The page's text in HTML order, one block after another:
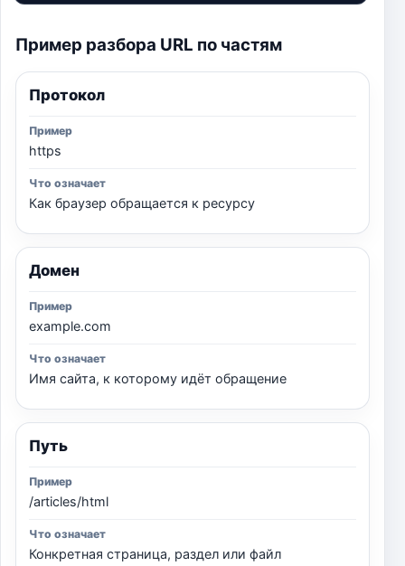
Пример разбора URL по частям
Протокол
https
Как браузер обращается к ресурсу
Домен
example.com
Имя сайта, к которому идёт обращение
Путь
/articles/html
Конкретная страница, раздел или файл